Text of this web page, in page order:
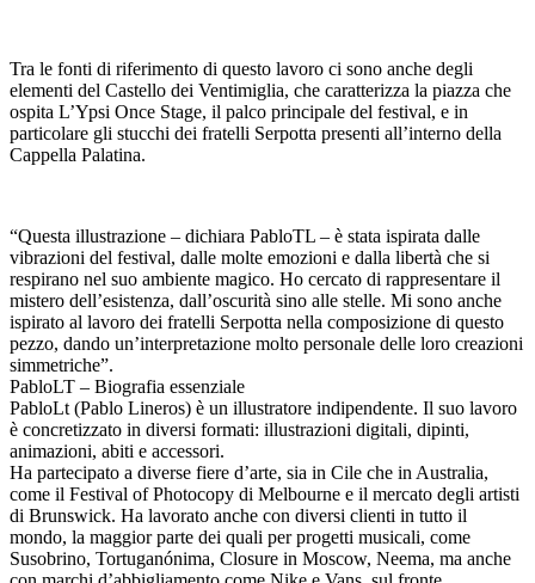
Tra le fonti di riferimento di questo lavoro ci sono anche degli
elementi del Castello dei Ventimiglia, che caratterizza la piazza che
ospita L’Ypsi Once Stage, il palco principale del festival, e in
particolare gli stucchi dei fratelli Serpotta presenti all’interno della
Cappella Palatina.
“Questa illustrazione – dichiara PabloTL – è stata ispirata dalle
vibrazioni del festival, dalle molte emozioni e dalla libertà che si
respirano nel suo ambiente magico. Ho cercato di rappresentare il
mistero dell’esistenza, dall’oscurità sino alle stelle. Mi sono anche
ispirato al lavoro dei fratelli Serpotta nella composizione di questo
pezzo, dando un’interpretazione molto personale delle loro creazioni
simmetriche”.
PabloLT – Biografia essenziale
PabloLt (Pablo Lineros) è un illustratore indipendente. Il suo lavoro
è concretizzato in diversi formati: illustrazioni digitali, dipinti,
animazioni, abiti e accessori.
Ha partecipato a diverse fiere d’arte, sia in Cile che in Australia,
come il Festival of Photocopy di Melbourne e il mercato degli artisti
di Brunswick. Ha lavorato anche con diversi clienti in tutto il
mondo, la maggior parte dei quali per progetti musicali, come
Susobrino, Tortuganónima, Closure in Moscow, Neema, ma anche